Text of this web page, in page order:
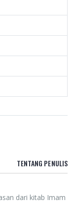
TENTANG PENULIS
dari kitab Imam